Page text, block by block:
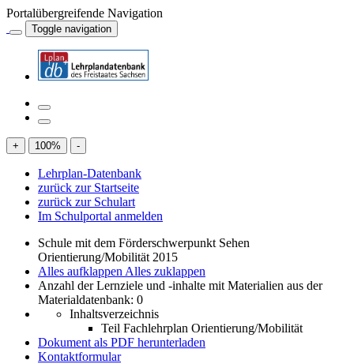
Portalübergreifende Navigation
Toggle navigation
+ 100% -
Lehrplan-Datenbank
zurück zur Startseite
zurück zur Schulart
Im Schulportal anmelden
Schule mit dem Förderschwerpunkt Sehen
Orientierung/Mobilität 2015
Alles aufklappen Alles zuklappen
Anzahl der Lernziele und -inhalte mit Materialien aus der
Materialdatenbank: 0
Inhaltsverzeichnis
Teil Fachlehrplan Orientierung/Mobilität
Dokument als PDF herunterladen
Kontaktformular